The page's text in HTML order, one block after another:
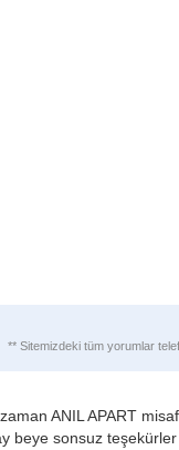
** Sitemizdeki tüm yorumlar
ANIL APART
beye sonsuz